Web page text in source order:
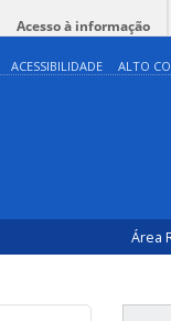
Acesso à informação
ACESSIBILIDADE ALTO
Área